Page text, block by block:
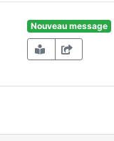
Nouveau message